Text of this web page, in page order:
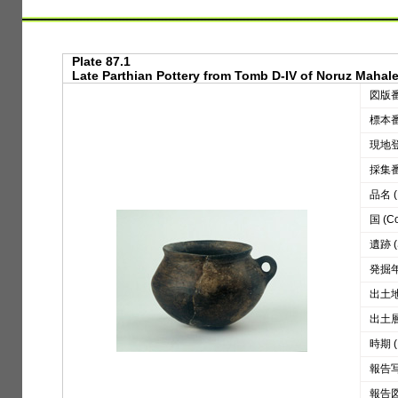
Plate 87.1
Late Parthian Pottery from Tomb D-IV of Noruz
図版
標本
現地
採集
品名
国
遺跡
発掘
出土
出土
時期
報告
報告